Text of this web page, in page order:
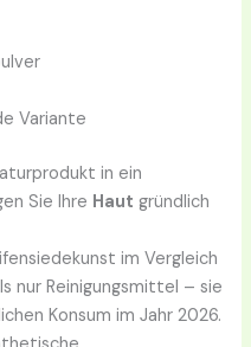
Variante
in ein
Sie Ihre Haut gründlich
im Vergleich
nur Reinigungsmittel – sie
Konsum im Jahr 2026.